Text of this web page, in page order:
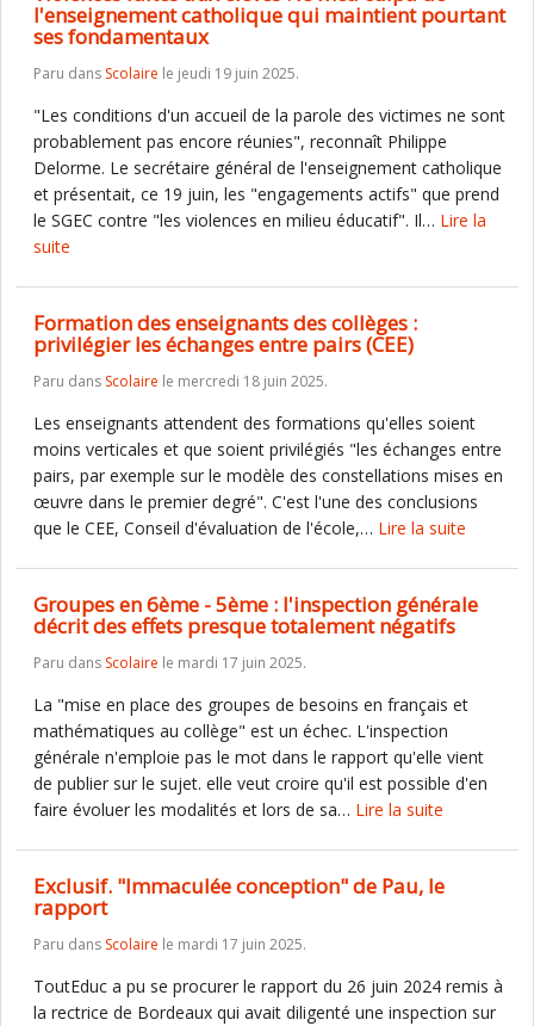
l'enseignement catholique qui maintient pourtant
ses fondamentaux
Paru dans Scolaire le jeudi 19 juin 2025.
"Les conditions d'un accueil de la parole des victimes ne sont
probablement pas encore réunies", reconnaît Philippe
Delorme. Le secrétaire général de l'enseignement catholique
et présentait, ce 19 juin, les "engagements actifs" que prend
le SGEC contre "les violences en milieu éducatif". Il… Lire la
suite
Formation des enseignants des collèges :
privilégier les échanges entre pairs (CEE)
Paru dans Scolaire le mercredi 18 juin 2025.
Les enseignants attendent des formations qu'elles soient
moins verticales et que soient privilégiés "les échanges entre
pairs, par exemple sur le modèle des constellations mises en
œuvre dans le premier degré". C'est l'une des conclusions
que le CEE, Conseil d'évaluation de l'école,… Lire la suite
Groupes en 6ème - 5ème : l'inspection générale
décrit des effets presque totalement négatifs
Paru dans Scolaire le mardi 17 juin 2025.
La "mise en place des groupes de besoins en français et
mathématiques au collège" est un échec. L'inspection
générale n'emploie pas le mot dans le rapport qu'elle vient
de publier sur le sujet. elle veut croire qu'il est possible d'en
faire évoluer les modalités et lors de sa… Lire la suite
Exclusif. "Immaculée conception" de Pau, le
rapport
Paru dans Scolaire le mardi 17 juin 2025.
ToutEduc a pu se procurer le rapport du 26 juin 2024 remis à
la rectrice de Bordeaux qui avait diligenté une inspection sur